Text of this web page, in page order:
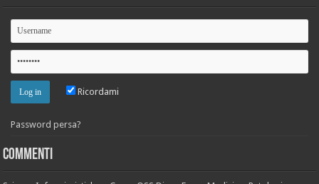
Ricordami
Password persa?
Commenti